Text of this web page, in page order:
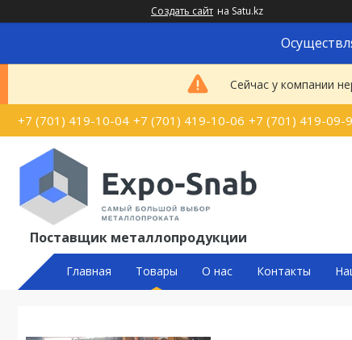
Создать сайт на Satu.kz
Сейчас у компании
+7 (701) 419-10-04 +7 (701) 419-10-06 +7 (701) 419-09-
Поставщик металлопродукции
Главная Товары О нас Контакты